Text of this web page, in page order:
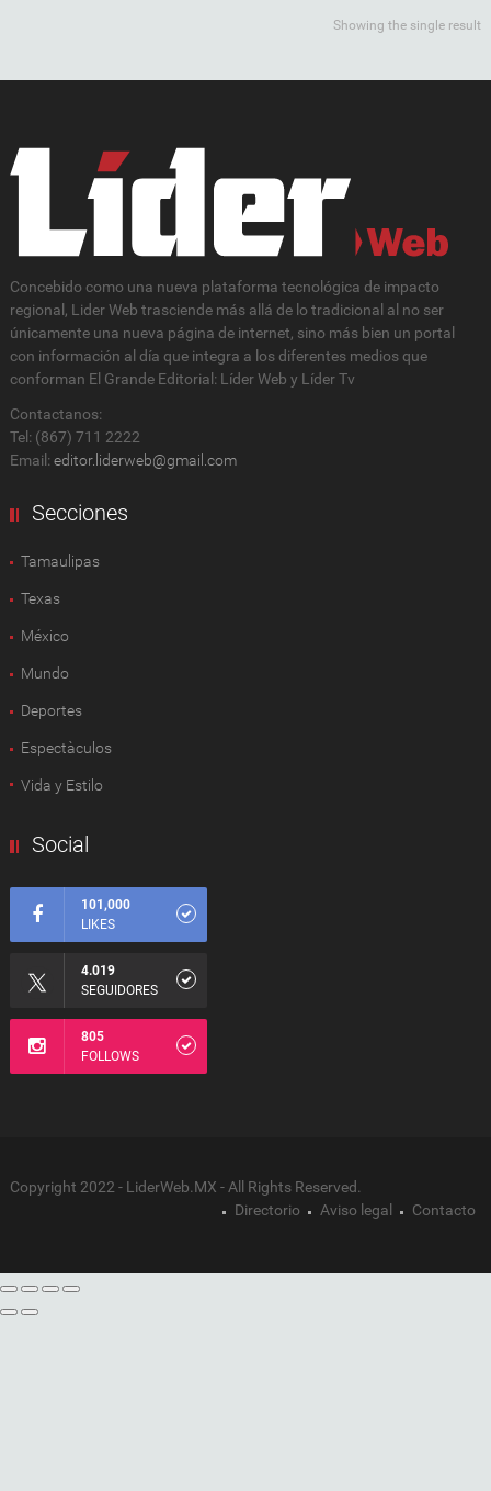
Showing the single result
Concebido como una nueva plataforma tecnológica de impacto
regional, Lider Web trasciende más allá de lo tradicional al no ser
únicamente una nueva página de internet, sino más bien un portal
con información al día que integra a los diferentes medios que
conforman El Grande Editorial: Líder Web y Líder Tv
Contactanos:
Tel: (867) 711 2222
Email: editor.liderweb@gmail.com
Secciones
Tamaulipas
Texas
México
Mundo
Deportes
Espectàculos
Vida y Estilo
Social
101,000
LIKES
4.019
SEGUIDORES
805
FOLLOWS
Copyright 2022 - LiderWeb.MX - All Rights Reserved.
Directorio
Aviso legal Contacto